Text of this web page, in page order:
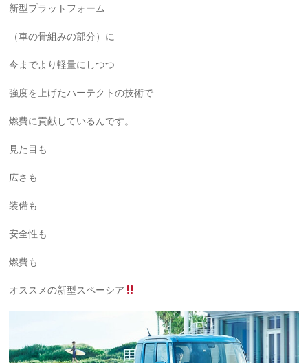
新型プラットフォーム
（車の骨組みの部分）に
今までより軽量にしつつ
強度を上げたハーテクトの技術で
燃費に貢献しているんです。
見た目も
広さも
装備も
安全性も
燃費も
オススメの新型スペーシア